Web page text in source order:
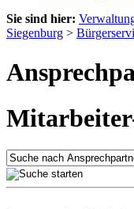
Sie sind hier:
Siegenburg >